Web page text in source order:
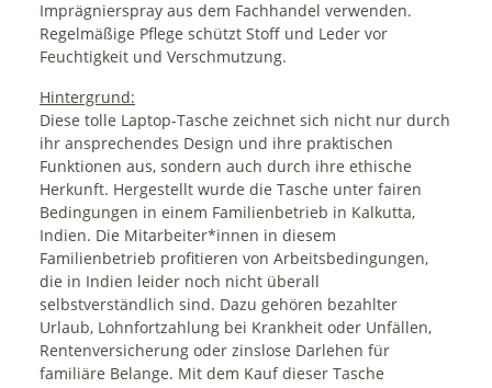
Imprägnierspray aus dem Fachhandel verwenden.
Regelmäßige Pflege schützt Stoff und Leder vor
Feuchtigkeit und Verschmutzung.
Hintergrund:
Diese tolle Laptop-Tasche zeichnet sich nicht nur durch
ihr ansprechendes Design und ihre praktischen
Funktionen aus, sondern auch durch ihre ethische
Herkunft. Hergestellt wurde die Tasche unter fairen
Bedingungen in einem Familienbetrieb in Kalkutta,
Indien. Die Mitarbeiter*innen in diesem
Familienbetrieb profitieren von Arbeitsbedingungen,
die in Indien leider noch nicht überall
selbstverständlich sind. Dazu gehören bezahlter
Urlaub, Lohnfortzahlung bei Krankheit oder Unfällen,
Rentenversicherung oder zinslose Darlehen für
familiäre Belange. Mit dem Kauf dieser Tasche